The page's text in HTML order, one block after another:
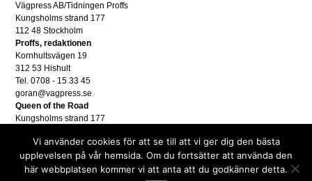
Vägpress AB/Tidningen Proffs
Kungsholms strand 177
112 48 Stockholm
Proffs, redaktionen
Kornhultsvägen 19
312 53 Hishult
Tel. 0708 - 15 33 45
goran@vagpress.se
Queen of the Road
Kungsholms strand 177
Annonsera
Tel. 08 - 653 83 80
annons@vagpress.se
Vi använder cookies för att se till att vi ger dig den bästa
upplevelsen på vår hemsida. Om du fortsätter att använda den
här webbplatsen kommer vi att anta att du godkänner detta.